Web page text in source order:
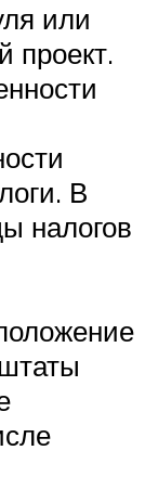
или
проект.
В
налогов